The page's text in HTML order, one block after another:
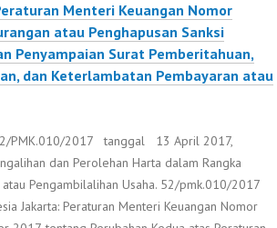
Menteri Keuangan Nomor
atau Penghapusan Sanksi
Penyampaian Surat Pemberitahuan,
dan Keterlambatan Pembayaran atau
PMK.010/2017 tanggal 13 April 2017,
dan Perolehan Harta dalam Rangka
Pengambilalihan Usaha. 52/pmk.010/2017
Jakarta: Peraturan Menteri Keuangan Nomor